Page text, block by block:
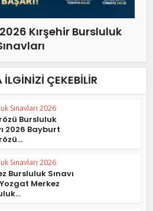
2026 Kırşehir Bursluluk
İLGINIZI ÇEKEBILIR
Sınavları 2026
Bursluluk
2026 Bayburt
Sınavları 2026
Bursluluk Sınavı
Merkez